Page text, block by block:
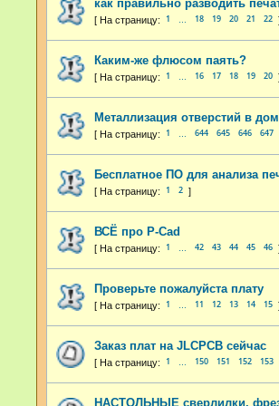
как правильно разводить
1 18 19 20 21 22
Каким-же флюсом паять?
1 16 17 18 19 20
Металлизация отверстий в
1 644 645 646 647
Бесплатное ПО для анализа
1 2
ВСЁ про P-Cad
1 42 43 44 45 46
Проверьте пожалуйста плату
1 11 12 13 14 15
Заказ плат на JLCPCB сейчас
1 150 151 152 153
НАСТОЛЬНЫЕ сверлилки,